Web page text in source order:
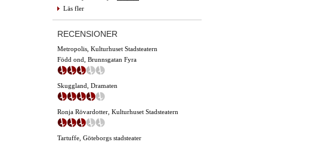
Läs fler
RECENSIONER
Metropolis, Kulturhuset Stadsteatern
Född ond, Brunnsgatan Fyra
Skuggland, Dramaten
Ronja Rövardotter, Kulturhuset Stadsteatern
Tartuffe, Göteborgs stadsteater